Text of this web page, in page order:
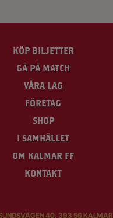
KÖP BILJETTER
GÅ PÅ MATCH
VÅRA LAG
FÖRETAG
SHOP
I SAMHÄLLET
OM KALMAR FF
KONTAKT
40, 393 56 KALMAR